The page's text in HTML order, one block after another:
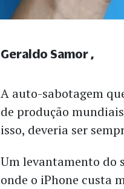
A auto-sabotagem
de produção
isso, deveria ser
Um levantamento do
onde o iPhone custa
Geraldo Samor